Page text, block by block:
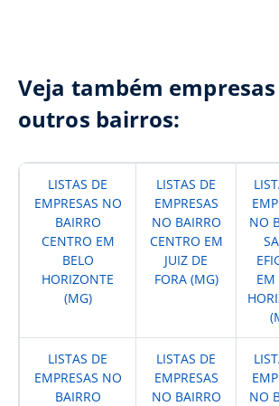
Veja também
outros bairros:
LISTAS DE
EMPRESAS NO
BAIRRO
CENTRO EM
BELO
HORIZONTE
(MG)
LISTAS DE
EMPRESAS
NO BAIRRO
CENTRO EM
JUIZ DE
FORA (MG)
NO
EM
LISTAS DE
EMPRESAS NO
BAIRRO
LISTAS DE
EMPRESAS
NO BAIRRO
NO